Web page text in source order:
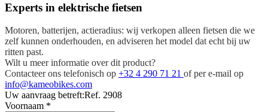
Experts in elektrische fietsen
Motoren, batterijen, actieradius: wij verkopen alleen fietsen die we
zelf kunnen onderhouden, en adviseren het model dat echt bij uw
ritten past.
Wilt u meer informatie over dit product?
Contacteer ons telefonisch op +32 4 290 71 21 of per e-mail op
info@kameobikes.com
Uw aanvraag betreft:Ref. 2908
Voornaam *